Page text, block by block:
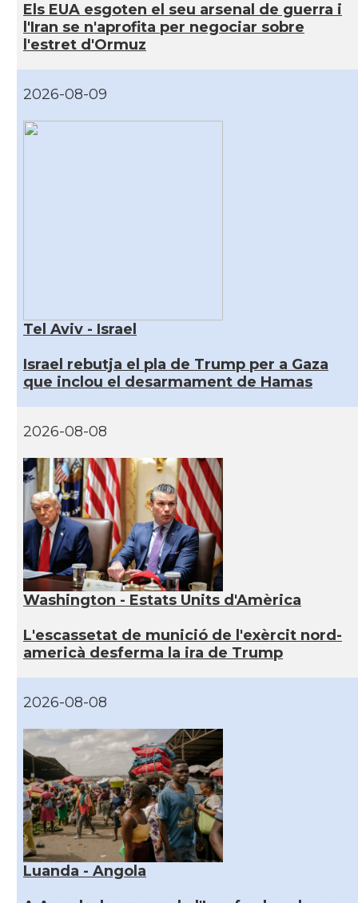
Els EUA esgoten el seu arsenal de guerra i
l'Iran se n'aprofita per negociar sobre
l'estret d'Ormuz
2026-08-09
Tel Aviv - Israel
Israel rebutja el pla de Trump per a Gaza
que inclou el desarmament de Hamas
2026-08-08
Washington - Estats Units d'Amèrica
L'escassetat de munició de l'exèrcit nord-
americà desferma la ira de Trump
2026-08-08
Luanda - Angola